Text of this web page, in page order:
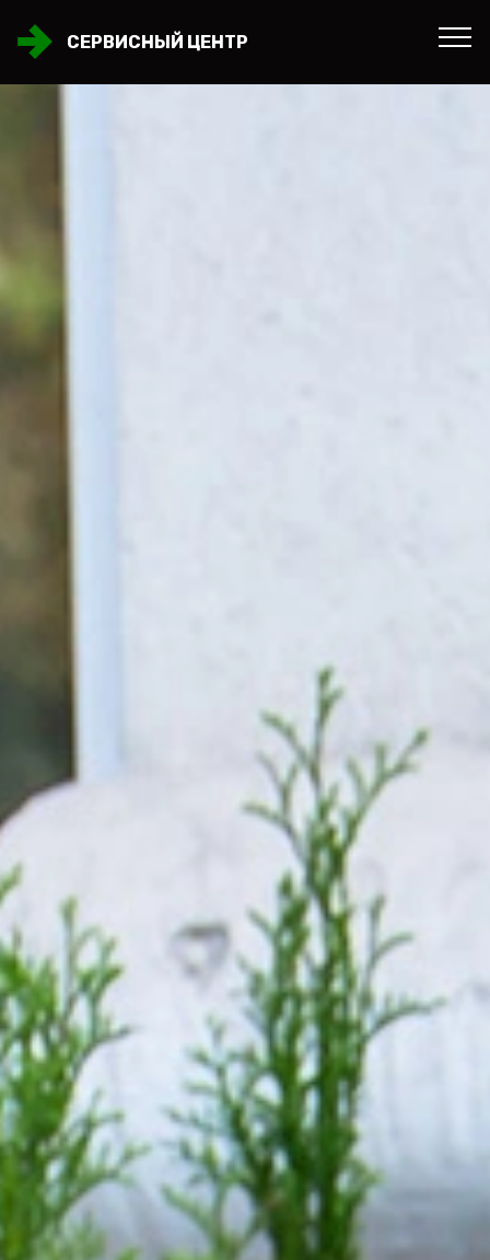
СЕРВИСНЫЙ ЦЕНТР